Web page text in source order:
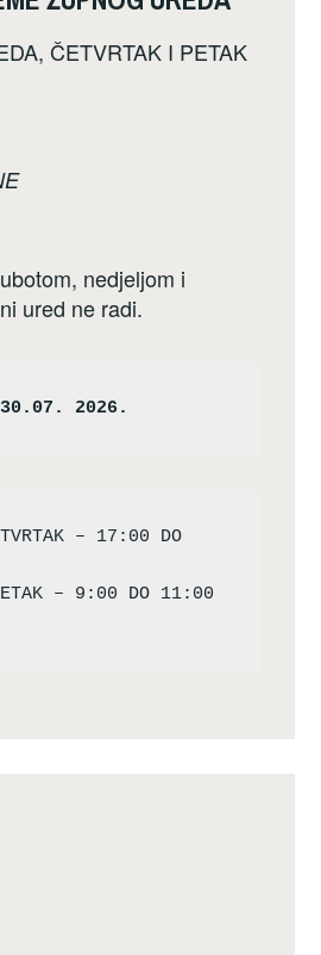
ČETVRTAK I PETAK
nedjeljom i
ured ne radi.
2026.
– 17:00 DO
– 9:00 DO 11:00